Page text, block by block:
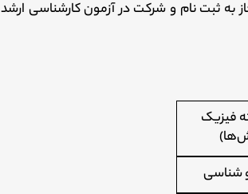
به ثبت نام و شرکت در آزمون کارشناسی ارشد
فیزیک
شناسی